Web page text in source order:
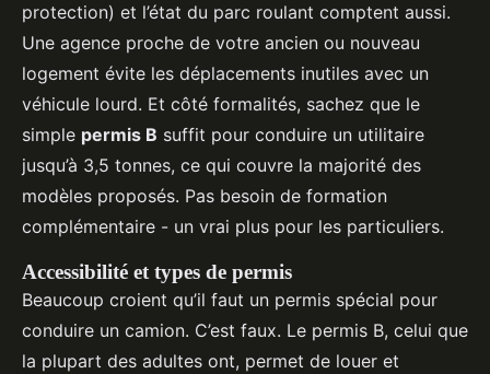
protection) et l’état du parc roulant comptent aussi.
Une agence proche de votre ancien ou nouveau
logement évite les déplacements inutiles avec un
véhicule lourd. Et côté formalités, sachez que le
simple permis B suffit pour conduire un utilitaire
jusqu’à 3,5 tonnes, ce qui couvre la majorité des
modèles proposés. Pas besoin de formation
complémentaire - un vrai plus pour les particuliers.
Accessibilité et types de permis
Beaucoup croient qu’il faut un permis spécial pour
conduire un camion. C’est faux. Le permis B, celui que
la plupart des adultes ont, permet de louer et